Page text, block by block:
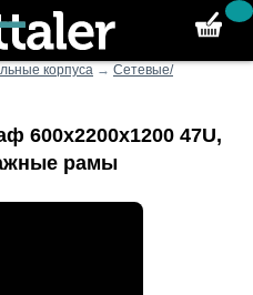
корпуса → Сетевые/
600x2200x1200 47U,
рамы